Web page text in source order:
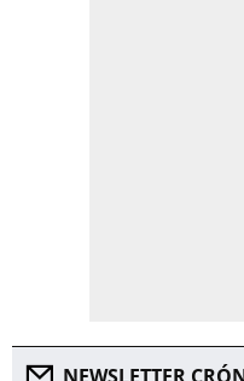
NEWSLETTER